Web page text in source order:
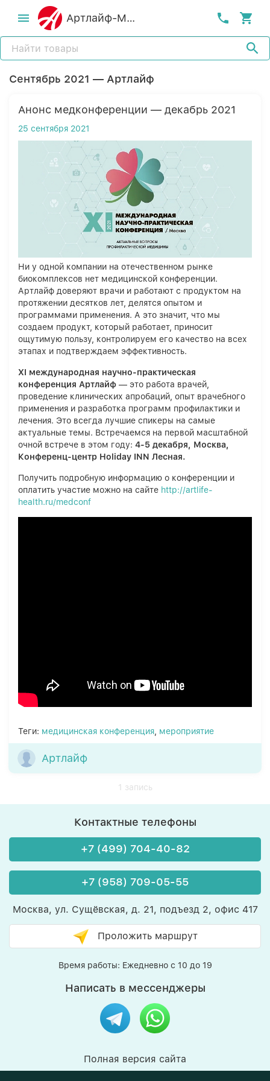
Артлайф-MСК
Сентябрь 2021 — Артлайф
Анонс медконференции — декабрь 2021
25 сентября 2021
Ни у одной компании на отечественном рынке
биокомплексов нет медицинской конференции.
Артлайф доверяют врачи и работают с продуктом на
протяжении десятков лет, делятся опытом и
программами применения. А это значит, что мы
создаем продукт, который работает, приносит
ощутимую пользу, контролируем его качество на всех
этапах и подтверждаем эффективность.
XI международная научно-практическая
конференция Артлайф — это работа врачей,
проведение клинических апробаций, опыт врачебного
применения и разработка программ профилактики и
лечения. Это всегда лучшие спикеры на самые
актуальные темы. Встречаемся на первой масштабной
очной встрече в этом году: 4-5 декабря, Москва,
Конференц-центр Holiday INN Лесная.
Получить подробную информацию о конференции и
оплатить участие можно на сайте http://artlife-
health.ru/medconf
Теги: медицинская конференция мероприятие
Артлайф
1 запись
Контактные телефоны
+7 (499) 704-40-82
+7 (958) 709-05-55
Москва, ул. Сущёвская, д. 21, подъезд 2, офис 417
Проложить маршрут
Время работы: Ежедневно с 10 до 19
Написать в мессенджеры
Полная версия сайта